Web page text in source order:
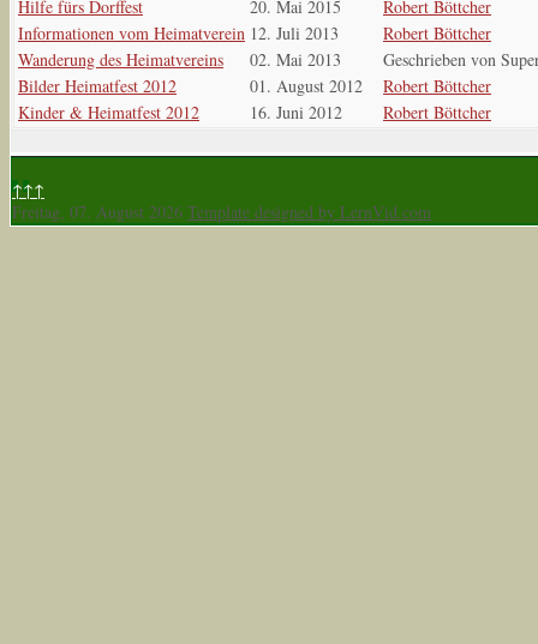
Hilfe fürs Dorffest
20. Mai 2015
Robert Böttcher
Informationen vom Heimatverein 12. Juli 2013
Robert Böttcher
Wanderung des Heimatvereins
02. Mai 2013
Geschrieben von
Bilder Heimatfest 2012
01. August 2012
Robert Böttcher
Kinder & Heimatfest 2012
16. Juni 2012 Robert Böttcher
↑↑↑
Freitag, 07. August 2026 Template designed by LernVid.com